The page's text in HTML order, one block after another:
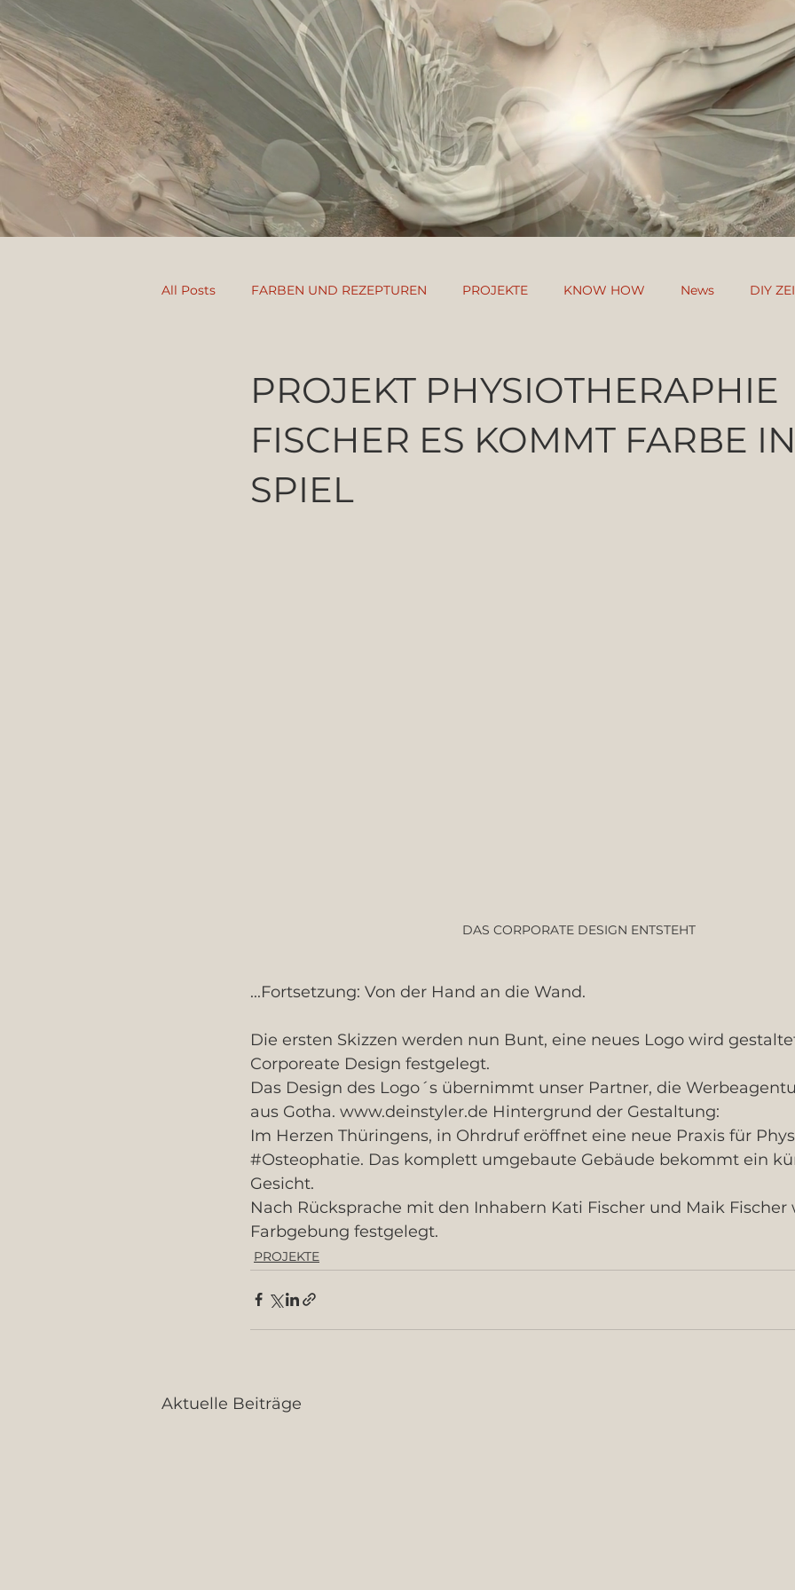
All Posts FARBEN UND REZEPTUREN PROJEKTE KNOW HOW News DIY
PROJEKT PHYSIOTHERAPHIE
FISCHER ES KOMMT ‪‎FARBE‬
SPIEL
DAS CORPORATE DESIGN ENTSTEHT
...Fortsetzung: Von der ‪‎Hand‬ an die ‪‎Wand‬.
Die ersten ‪Skizzen‬ werden nun Bunt, eine neues Logo wird
‪Corporeate‬ ‪Design‬ festgelegt.
Das Design des Logo´s übernimmt unser Partner, die
aus Gotha. www.deinstyler.de Hintergrund der Gestaltung:
Im Herzen ‪‎Thüringens‬, in ‪Ohrdruf‬ eröffnet eine neue ‪‎Praxis‬ für
‪#Osteophatie‬. Das komplett umgebaute ‪Gebäude‬ bekommt ein
Gesicht.
Nach Rücksprache mit den Inhabern Kati Fischer und Maik
‪‎Farbgebung‬ festgelegt.
PROJEKTE
Aktuelle Beiträge